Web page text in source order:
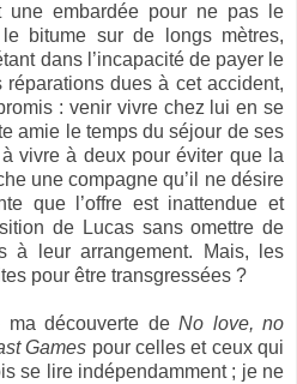
embardée pour ne pas le
bitume sur de longs mètres,
dans l’incapacité de payer le
réparations dues à cet accident,
: venir vivre chez lui en se
amie le temps du séjour de ses
vivre à deux pour éviter que la
une compagne qu’il ne désire
que l’offre est inattendue et
de Lucas sans omettre de
à leur arrangement. Mais, les
pour être transgressées ?
ma découverte deNo love, no
Games pour celles et ceux qui
se lire indépendamment ; je ne